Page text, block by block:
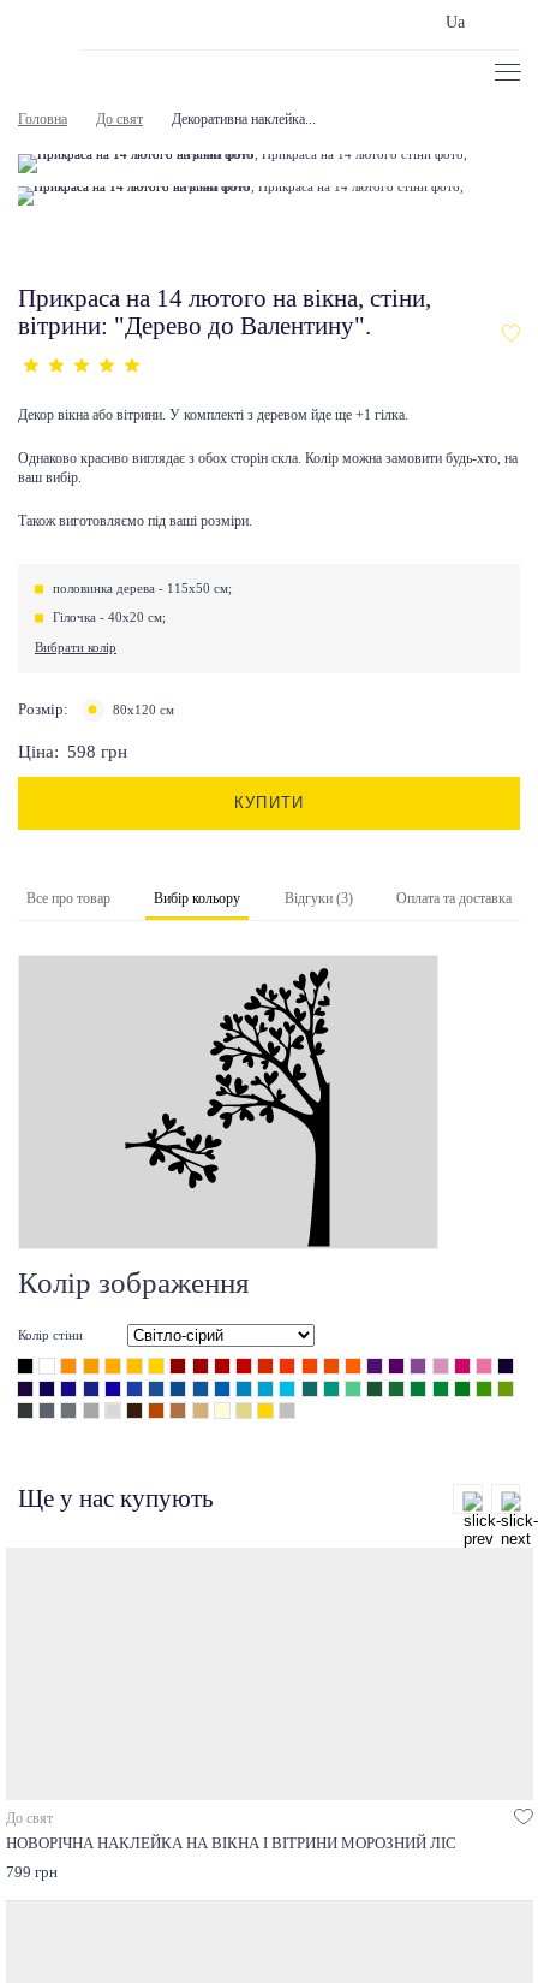
Ua
Головна До свят Декоративна наклейка...
Прикраса на 14 лютого на вікна, стіни,
вітрини: "Дерево до Валентину".
Декор вікна або вітрини. У комплекті з деревом йде ще +1 гілка.
Однаково красиво виглядає з обох сторін скла. Колір можна замовити будь-хто, на
ваш вибір.
Також виготовляємо під ваші розміри.
половинка дерева - 115х50 см;
Гілочка - 40х20 см;
Вибрати колір
Розмір: 80х120 см
Ціна: 598 грн
КУПИТИ
Все про товар Вибір кольору Відгуки (3) Оплата та доставка
Колір зображення
Колір стіни
Ще у нас купують
До свят
НОВОРІЧНА НАКЛЕЙКА НА ВІКНА І ВІТРИНИ МОРОЗНИЙ ЛІС
799 грн